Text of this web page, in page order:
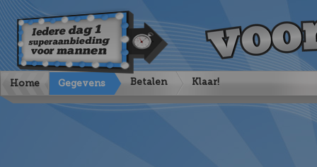
Home Gegevens Betalen Klaar!